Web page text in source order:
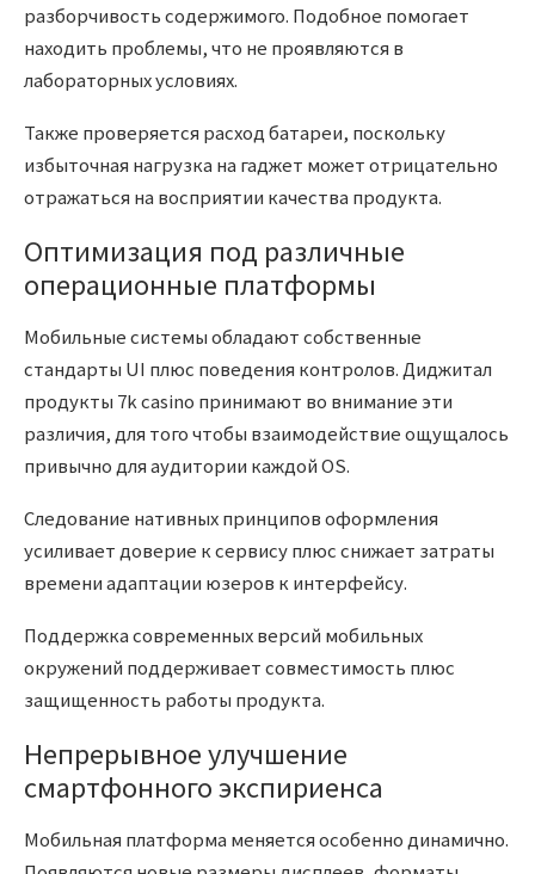
разборчивость содержимого. Подобное помогает
находить проблемы, что не проявляются в
лабораторных условиях.
Также проверяется расход батареи, поскольку
избыточная нагрузка на гаджет может отрицательно
отражаться на восприятии качества продукта.
Оптимизация под различные
операционные платформы
Мобильные системы обладают собственные
стандарты UI плюс поведения контролов. Диджитал
продукты 7k casino принимают во внимание эти
различия, для того чтобы взаимодействие ощущалось
привычно для аудитории каждой OS.
Следование нативных принципов оформления
усиливает доверие к сервису плюс снижает затраты
времени адаптации юзеров к интерфейсу.
Поддержка современных версий мобильных
окружений поддерживает совместимость плюс
защищенность работы продукта.
Непрерывное улучшение
смартфонного экспириенса
Мобильная платформа меняется особенно динамично.